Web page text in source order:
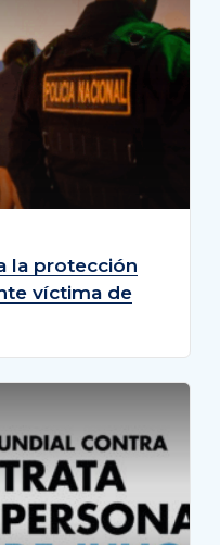
la protección
víctima de